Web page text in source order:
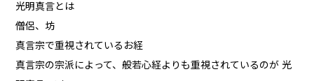
光明真言とは
僧侶、坊
真言宗で重視されているお経
真言宗の宗派によって、般若心経よりも重視されているのが 光